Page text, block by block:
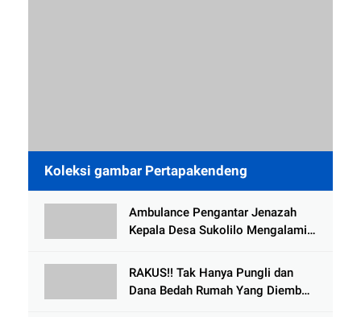
Koleksi gambar Pertapakendeng
Ambulance Pengantar Jenazah
Kepala Desa Sukolilo Mengalami
Meninggal Dunia
RAKUS!! Tak Hanya Pungli dan
Dana Bedah Rumah Yang Diembat,